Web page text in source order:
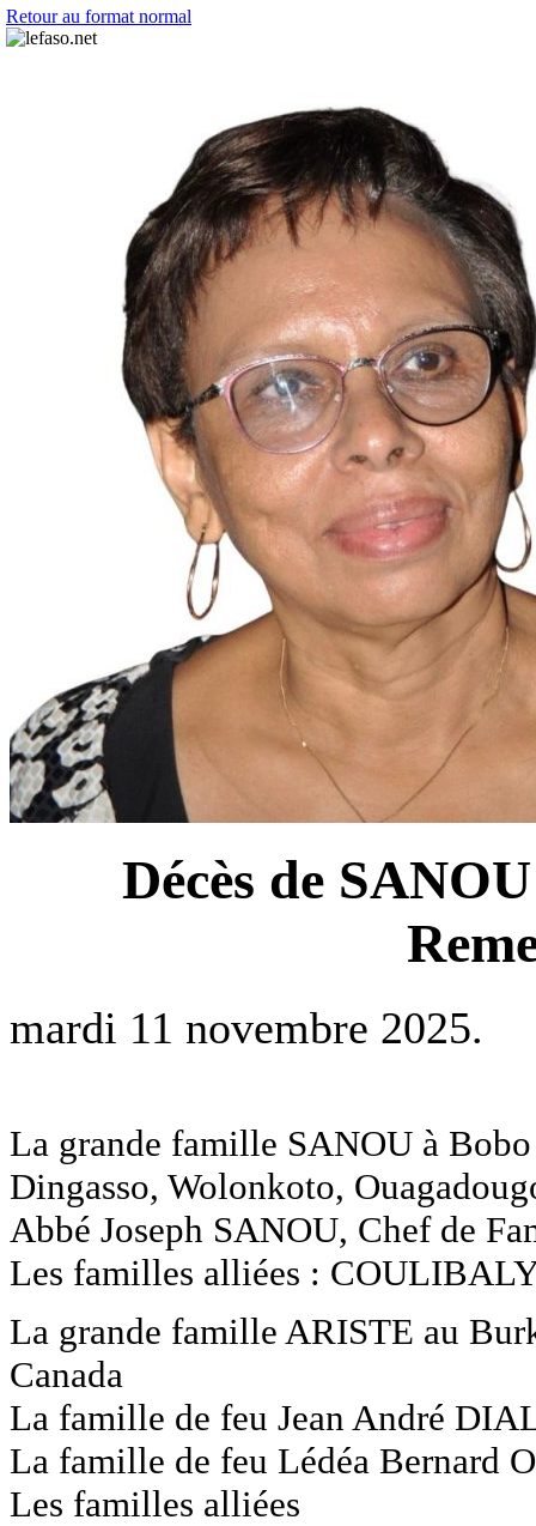
Retour au format normal
Décès de
mardi 11 novembre 2025.
La grande famille SANOU à
Dingasso, Wolonkoto,
Abbé Joseph SANOU, Chef de
Les familles alliées :
La grande famille ARISTE au
Canada
La famille de feu Jean André
La famille de feu Lédéa Bernard
Les familles alliées